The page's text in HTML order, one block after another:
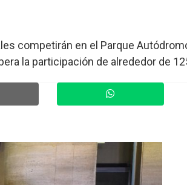
competirán en el Parque
la participación de alrededor de